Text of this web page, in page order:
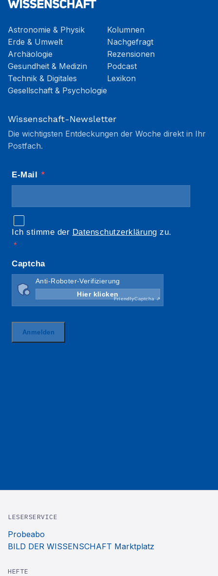
Astronomie & Physik
Erde & Umwelt
Archäologie
Gesundheit & Medizin
Technik & Digitales
Gesellschaft & Psychologie
Kolumnen
Nachgefragt
Rezensionen
Podcast
Lexikon
Wissenschaft-Newsletter
Die wichtigsten Entdeckungen der Woche direkt in Ihr
Postfach.
LESERSERVICE
Probeabo
BILD DER WISSENSCHAFT Marktplatz
HEFTE